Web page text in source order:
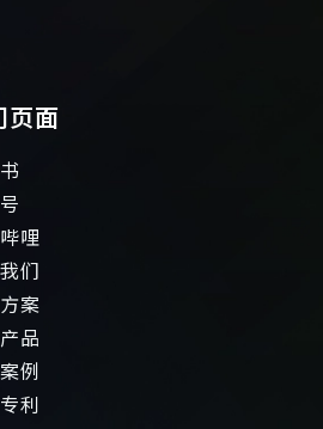
页面
哩
们
案
品
例
利